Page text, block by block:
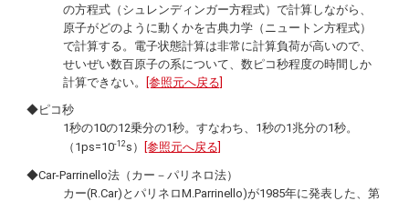
の方程式（シュレンディンガー方程式）で計算しながら、
原子がどのように動くかを古典力学（ニュートン方程式）
で計算する。電子状態計算は非常に計算負荷が高いので、
せいぜい数百原子の系について、数ピコ秒程度の時間しか
計算できない。
[参照元へ戻る]
◆ピコ秒
1秒の10の12乗分の1秒。すなわち、1秒の1兆分の1秒。
（1ps=10-12s）
[参照元へ戻る]
◆Car-Parrinello法（カー－パリネロ法）
カー(R.Car)とパリネロM.Parrinello)が1985年に発表した、第